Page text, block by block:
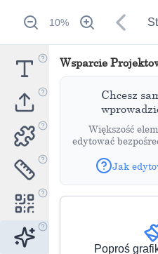
10%
Wsparcie
Chcesz
Większość
edytować
Jak
Poproś